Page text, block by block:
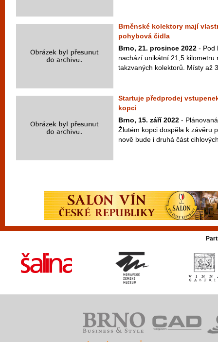
Brněnské kolektory mají
pohybová čidla
Brno, 21. prosince 2022 - Pod
nachází unikátní 21,5 kilometru
takzvaných kolektorů. Místy až
Startuje předprodej
kopci
Brno, 15. září 2022 -
Žlutém kopci dospěla k závěru
nově bude i druhá část